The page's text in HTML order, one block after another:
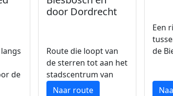
de
door Dordrecht
Route die loopt van
de sterren tot aan het
stadscentrum van
Dordrecht.
Naar route
Een
de